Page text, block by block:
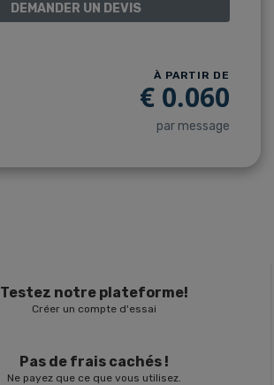
DEMANDER UN DEVIS
À PARTIR DE
€ 0.060
par message
Testez notre plateforme!
Créer un compte d'essai
Pas de frais cachés !
Ne payez que ce que vous utilisez.